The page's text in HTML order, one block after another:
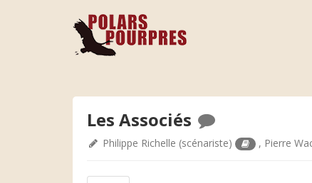
Les Associés
Philippe Richelle (scénariste) , Pierre